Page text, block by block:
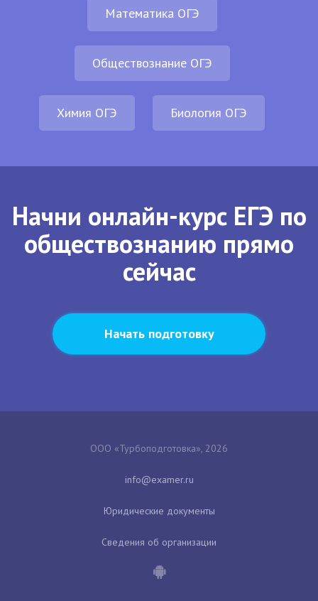
Математика ОГЭ
Обществознание ОГЭ
Химия ОГЭ Биология ОГЭ
Начни онлайн-курс ЕГЭ по
обществознанию прямо
сейчас
Начать подготовку
ООО «Турбоподготовка», 2026
Юридические документы
Сведения об организации